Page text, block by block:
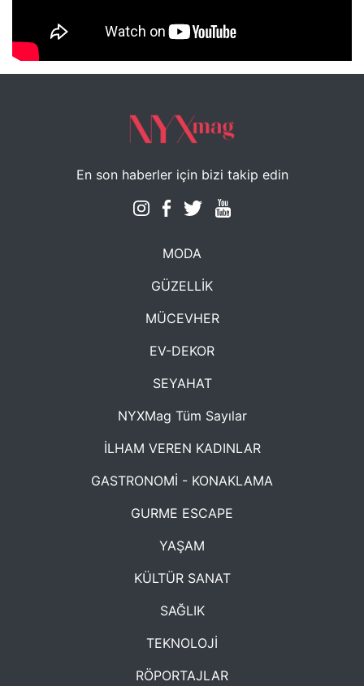
NYXmag 2. Yaş Kutlama Etkinliği
En son haberler için bizi takip edin
MODA
GÜZELLİK
MÜCEVHER
EV-DEKOR
SEYAHAT
NYXMag Tüm Sayılar
İLHAM VEREN KADINLAR
GASTRONOMİ - KONAKLAMA
GURME ESCAPE
YAŞAM
KÜLTÜR SANAT
SAĞLIK
TEKNOLOJİ
RÖPORTAJLAR